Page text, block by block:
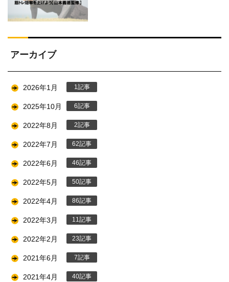
アーカイブ
2026年1月 1
2025年10月 6
2022年8月 2
2022年7月 62
2022年6月 46
2022年5月 50
2022年4月 86
2022年3月 11
2022年2月 23
2021年6月 7
2021年4月 40